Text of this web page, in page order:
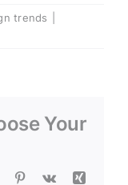
trends
Your
Tumblr Pinterest
Vk
Xing